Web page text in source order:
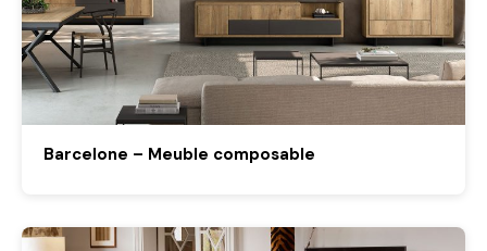
Barcelone – Meuble composable